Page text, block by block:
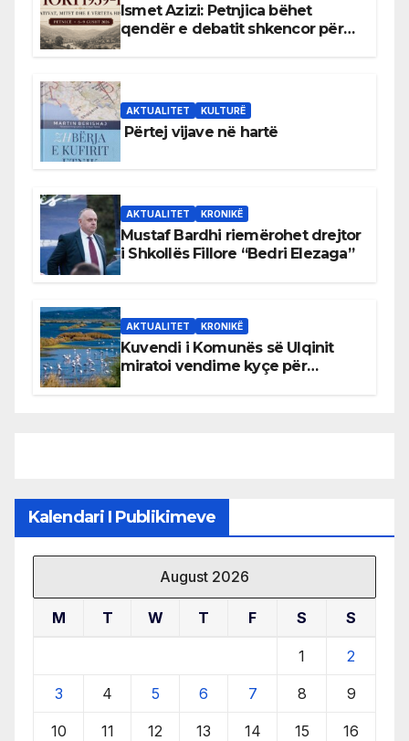
Ismet Azizi: Petnjica bëhet
qendër e debatit shkencor për
AKTUALITET KULTURË
Përtej vijave në hartë
AKTUALITET KRONIKË
Mustaf Bardhi riemërohet drejtor
i Shkollës Fillore “Bedri Elezaga”
AKTUALITET KRONIKË
Kuvendi i Komunës së Ulqinit
miratoi vendime kyçe për
Kalendari I Publikimeve
August 2026
M T W T F S S
1 2
3 4 5 6 7 8 9
10 11 12 13 14 15 16